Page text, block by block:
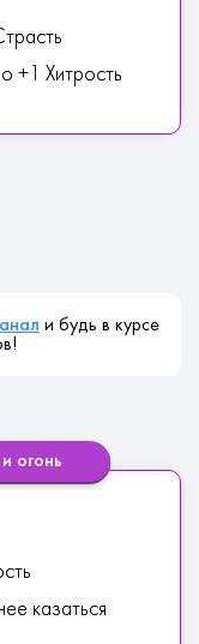
+1 Хитрость
и будь в курсе
огонь
казаться